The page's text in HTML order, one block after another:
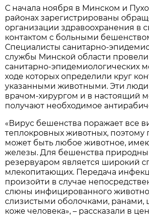
С начала ноября в Минском и
районах зарегистрированы
организации здравоохранения в
контактом с больными
Специалисты санитарно-
службы Минской области
санитарно-эпидемиологических
ходе которых определили круг
указанными животными. Эти
врачом-хирургом и в настоящий
получают необходимое
«Вирус бешенства поражает все
теплокровных животных, поэтому
может быть любое животное,
железы. Для бешенства
резервуаром является широкий
млекопитающих. Передача
произойти в случае
слюны инфицированного
слизистыми оболочками, ранами,
коже человека», – рассказали в